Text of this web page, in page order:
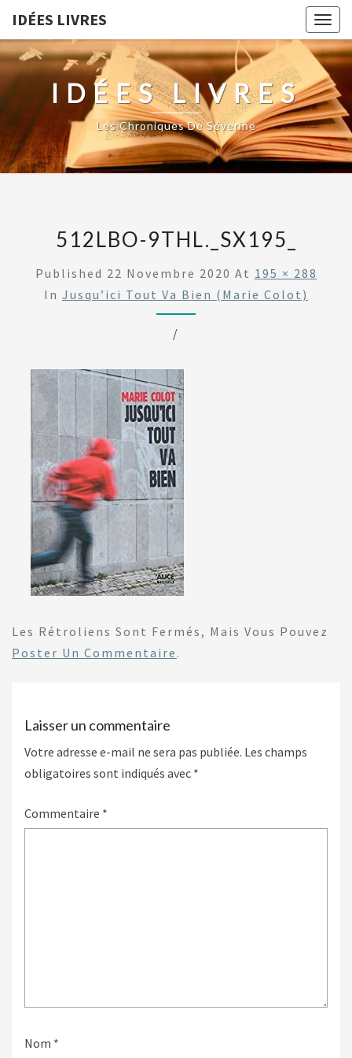
IDÉES LIVRES
IDÉES LIVRES
Les Chroniques De Séverine
512LBO-9THL._SX195_
Published 22 Novembre 2020 At 195 × 288
In Jusqu’ici Tout Va Bien (Marie Colot)
/
Les Rétroliens Sont Fermés, Mais Vous Pouvez
Poster Un Commentaire .
Laisser un commentaire
Votre adresse e-mail ne sera pas publiée. Les champs
obligatoires sont indiqués avec *
Commentaire *
Nom *